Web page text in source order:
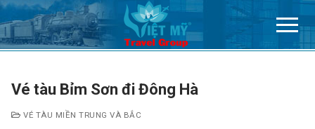
Chuyển
đến
nội
Vé tàu Bỉm Sơn đi Đông Hà
VÉ TÀU MIỀN TRUNG VÀ BẮC